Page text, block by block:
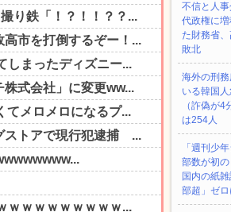
不信と人
代政権に
た財務省
敗北
海外の刑
いる韓国
（詐偽が
は254人
「週刊少
部数が初
国内の紙
部超」ゼロ